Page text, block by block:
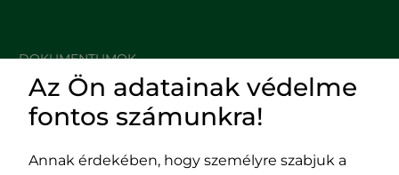
DOKUMENTUMOK
HASZNOS LINKEK
Az Ön adatainak védelme
fontos számunkra!
Annak érdekében, hogy személyre szabjuk a